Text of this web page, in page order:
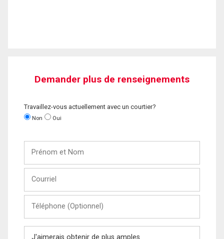
Demander plus de renseignements
Travaillez-vous actuellement avec un courtier?
Non Oui
Nom
(Optionnel)
Message